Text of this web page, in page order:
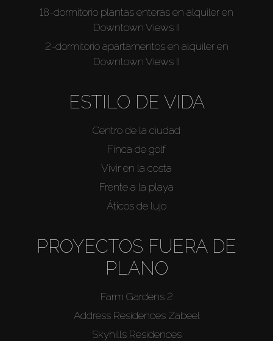
18-dormitorio plantas enteras en alquiler en
Downtown Views II
2-dormitorio apartamentos en alquiler en
Downtown Views II
ESTILO DE VIDA
Centro de la ciudad
Finca de golf
Vivir en la costa
Frente a la playa
Áticos de lujo
PROYECTOS FUERA DE
PLANO
Farm Gardens 2
Address Residences Zabeel
Skyhills Residences